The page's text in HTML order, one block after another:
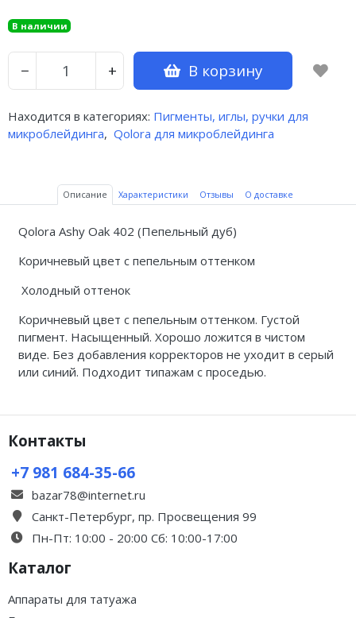
В наличии
− + В корзину
Находится в категориях: Пигменты, иглы, ручки для
микроблейдинга, Qolora для микроблейдинга
Описание Характеристики Отзывы О доставке
Qolora Ashy Oak 402 (Пепельный дуб)
Коричневый цвет с пепельным оттенком
Холодный оттенок
Коричневый цвет с пепельным оттенком. Густой
пигмент. Насыщенный. Хорошо ложится в чистом
виде. Без добавления корректоров не уходит в серый
или синий. Подходит типажам с проседью.
Контакты
+7 981 684-35-66
bazar78@internet.ru
Санкт-Петербург, пр. Просвещения 99
Пн-Пт: 10:00 - 20:00 Сб: 10:00-17:00
Каталог
Аппараты для татуажа